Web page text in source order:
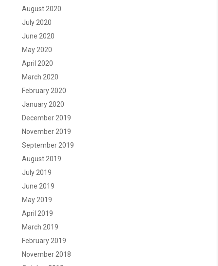
August 2020
July 2020
June 2020
May 2020
April 2020
March 2020
February 2020
January 2020
December 2019
November 2019
September 2019
August 2019
July 2019
June 2019
May 2019
April 2019
March 2019
February 2019
November 2018